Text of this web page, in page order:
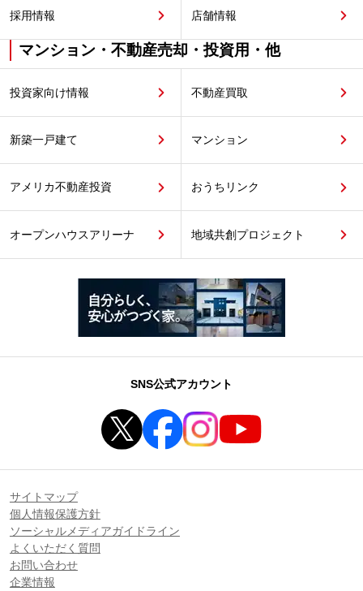
採用情報 店舗情報
マンション・不動産売却・投資用・他
投資家向け情報 不動産買取
新築一戸建て マンション
アメリカ不動産投資 おうちリンク
オープンハウスアリーナ 地域共創プロジェクト
SNS公式アカウント
サイトマップ
個人情報保護方針
ソーシャルメディアガイドライン
よくいただく質問
お問い合わせ
企業情報